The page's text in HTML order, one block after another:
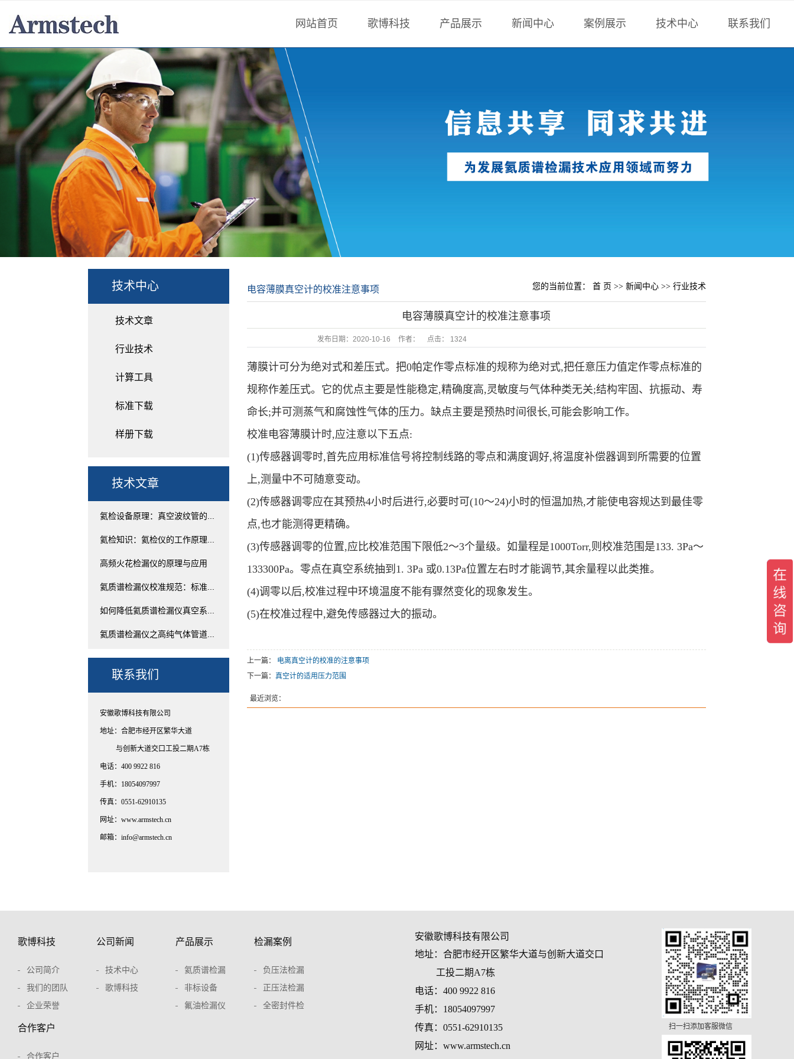
网站首页 歌博科技 产品展示
卤素检漏仪
标准漏孔
新闻中心 案例展示
非标设备
计算工具
技术中心
标准下载
联系我们
技术中心
技术文章
行业技术
计算工具
标准下载
样册下载
技术文章
氦检设备原理：真空波纹管的...
氦检知识：氦检仪的工作原理...
高频火花检漏仪的原理与应用
氦质谱检漏仪校准规范：标准...
如何降低氦质谱检漏仪真空系...
氦质谱检漏仪之高纯气体管道...
联系我们
安徽歌博科技有限公司
地址：合肥市经开区繁华大道
与创新大道交口工投二期A7栋
电话：400 9922 816
手机：18054097997
传真：0551-62910135
网址：www.armstech.cn
邮箱：info@armstech.cn
电容薄膜真空计的校准注意事项 您的当前位置： 首 页 >> 新闻中心>> 行业技术
电容薄膜真空计的校准注意事项
发布日期： 2020-10-16 作者： 点击： 1324
薄膜计可分为绝对式和差压式。把0帕定作零点标准的规称为绝对式,把任意压力值定作零点标准的
规称作差压式。它的优点主要是性能稳定,精确度高,灵敏度与气体种类无关;结构牢固、抗振动、寿
命长;并可测蒸气和腐蚀性气体的压力。缺点主要是预热时间很长,可能会影响工作。
校准电容薄膜计时,应注意以下五点:
(1)传感器调零时,首先应用标准信号将控制线路的零点和满度调好,将温度补偿器调到所需要的位置
上,测量中不可随意变动。
(2)传感器调零应在其预热4小时后进行,必要时可(10～24)小时的恒温加热,才能使电容规达到最佳零
点,也才能测得更精确。
(3)传感器调零的位置,应比校准范围下限低2～3个量级。如量程是1000Torr,则校准范围是133. 3Pa～
133300Pa。零点在真空系统抽到1. 3Pa 或0.13Pa位置左右时才能调节,其余量程以此类推。
(4)调零以后,校准过程中环境温度不能有骤然变化的现象发生。
(5)在校准过程中,避免传感器过大的振动。
上一篇： 电离真空计的校准的注意事项
下一篇：真空计的适用压力范围
最近浏览：
歌博科技
公司简介
我们的团队
企业荣誉
公司新闻
技术中心
歌博科技
产品展示
氦质谱检漏
非标设备
氟油检漏仪
检漏案例
负压法检漏
正压法检漏
全密封件检
合作客户
合作客户
安徽歌博科技有限公司
地址：合肥市经开区繁华大道与创新大道交口
工投二期A7栋
电话：400 9922 816
手机：18054097997
传真：0551-62910135
网址：www.armstech.cn
扫一扫添加客服微信